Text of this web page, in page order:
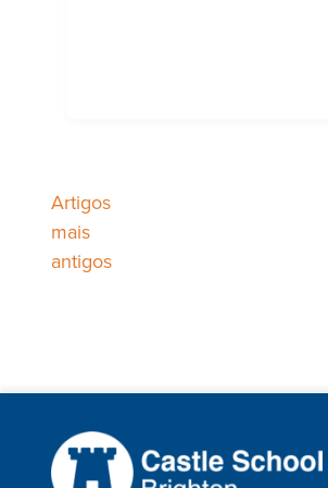
Navegação
de
Artigos
mais
antigos